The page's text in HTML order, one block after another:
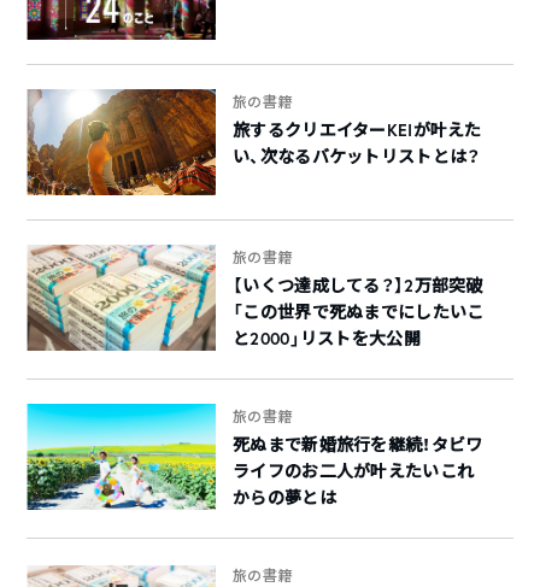
旅の書籍
旅するクリエイターKEIが叶えた
い、次なるバケットリストとは？
旅の書籍
【いくつ達成してる？】2万部突破
「この世界で死ぬまでにしたいこ
と2000」リストを大公開
旅の書籍
死ぬまで新婚旅行を継続！タビワ
ライフのお二人が叶えたいこれ
からの夢とは
旅の書籍